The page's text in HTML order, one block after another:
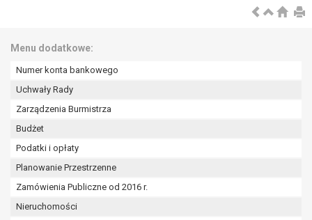
Menu dodatkowe:
Numer konta bankowego
Uchwały Rady
Zarządzenia Burmistrza
Budżet
Podatki i opłaty
Planowanie Przestrzenne
Zamówienia Publiczne od 2016 r.
Nieruchomości